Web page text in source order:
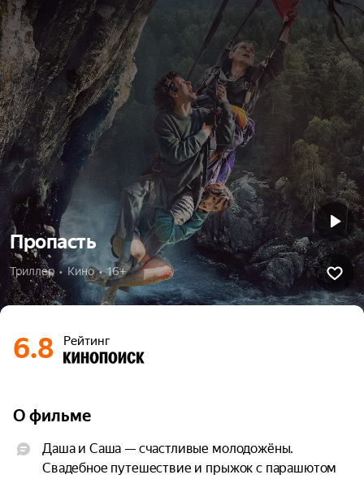
Пропасть
Триллер  •  Кино  •  16+
6.8 Рейтинг
О фильме
Даша и Саша — счастливые молодожёны.
Свадебное путешествие и прыжок с парашютом